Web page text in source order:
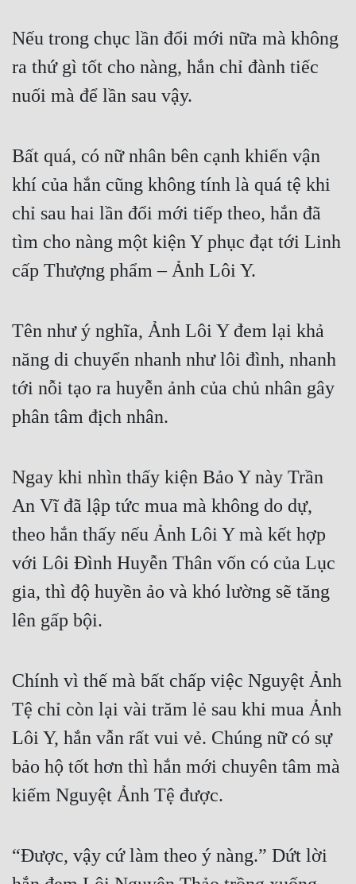
Nếu trong chục lần đổi mới nữa mà không
ra thứ gì tốt cho nàng, hắn chỉ đành tiếc
nuối mà để lần sau vậy.
Bất quá, có nữ nhân bên cạnh khiến vận
khí của hắn cũng không tính là quá tệ khi
chỉ sau hai lần đổi mới tiếp theo, hắn đã
tìm cho nàng một kiện Y phục đạt tới Linh
cấp Thượng phẩm – Ảnh Lôi Y.
Tên như ý nghĩa, Ảnh Lôi Y đem lại khả
năng di chuyển nhanh như lôi đình, nhanh
tới nỗi tạo ra huyễn ảnh của chủ nhân gây
phân tâm địch nhân.
Ngay khi nhìn thấy kiện Bảo Y này Trần
An Vĩ đã lập tức mua mà không do dự,
theo hắn thấy nếu Ảnh Lôi Y mà kết hợp
với Lôi Đình Huyễn Thân vốn có của Lục
gia, thì độ huyền ảo và khó lường sẽ tăng
lên gấp bội.
Chính vì thế mà bất chấp việc Nguyệt Ảnh
Tệ chỉ còn lại vài trăm lẻ sau khi mua Ảnh
Lôi Y, hắn vẫn rất vui vẻ. Chúng nữ có sự
bảo hộ tốt hơn thì hắn mới chuyên tâm mà
kiếm Nguyệt Ảnh Tệ được.
“Được, vậy cứ làm theo ý nàng.” Dứt lời